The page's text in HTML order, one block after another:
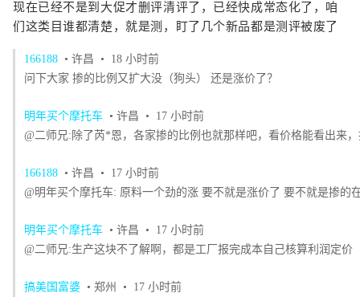
现在已经不是到大促才删评清评了，已经快成常态化了，咱
们这类目谁都清楚，就是测，盯了几个新品都是测评被废了
166188 • 许昌 • 18 小时前
问下大家 掺的比例又扩大没（狗头） 还是涨价了？
明年买个摩托车 • 许昌 • 17 小时前
@二师兄:除了芮*恩，各家掺的比例也就那样吧，看价格能看出来
166188 • 许昌 • 17 小时前
@明年买个摩托车: 原料一个劲的涨 要不就是涨价了 要不就是掺的
明年买个摩托车 • 许昌 • 17 小时前
@二师兄:生产这块不了解啊，都是工厂报完成本自己核算利润定价
搞美国富婆 • 郑州
• 17 小时前